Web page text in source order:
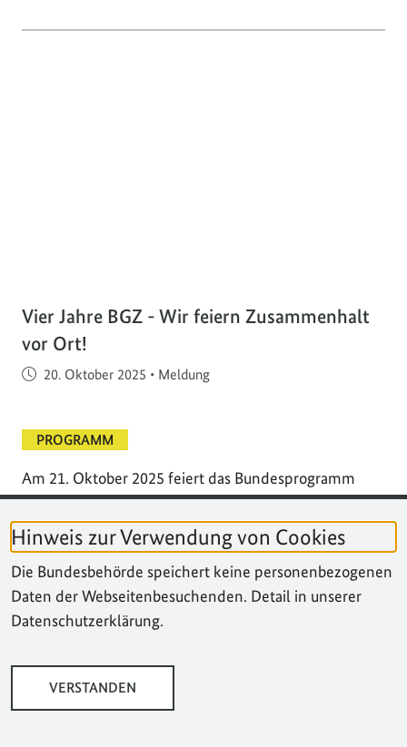
Hinweis zur Verwendung von Cookies
Die Bundesbehörde speichert keine personenbezogenen
Daten der Webseitenbesuchenden. Detail in unserer
Datenschutzerklärung.
VERSTANDEN
Vier Jahre BGZ - Wir feiern Zusammenhalt
vor Ort!
Veröffentlicht am
20. Oktober 2025 • Meldung
PROGRAMM
Am 21. Oktober 2025 feiert das Bundesprogramm
"Gesellschaftlicher Zusammenhalt" (BGZ) seinen
vierten Geburtstag – und wir blicken gemeinsam auf
vier bewegte Jahre zurück.